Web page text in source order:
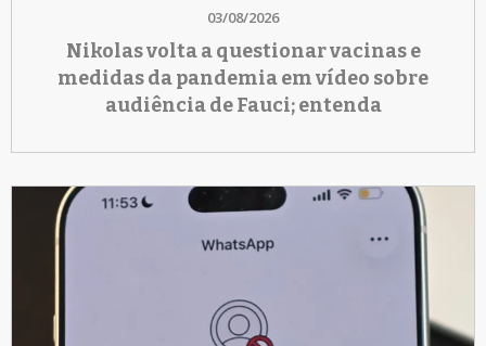
03/08/2026
Nikolas volta a questionar vacinas e
medidas da pandemia em vídeo sobre
audiência de Fauci; entenda